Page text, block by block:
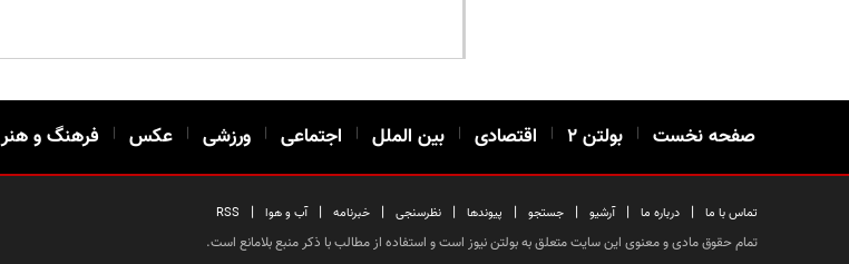
صفحه نخست | بولتن ۲ | اقتصادی | بین الملل | اجتماعی | ورزشی | عکس | فرهنگ و هنر
تماس با ما | درباره ما | آرشیو | جستجو | پیوندها | نظرسنجی | خبرنامه | آب و هوا |
RSS
تمام حقوق مادی و معنوی این سایت متعلق به بولتن نیوز است و استفاده از مطالب با ذکر منبع بلامانع است.